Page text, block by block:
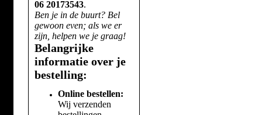
06 20173543.
Ben je in de buurt? Bel
gewoon even; als we er
zijn, helpen we je graag!
Belangrijke
informatie over je
bestelling:
Online bestellen:
Wij verzenden